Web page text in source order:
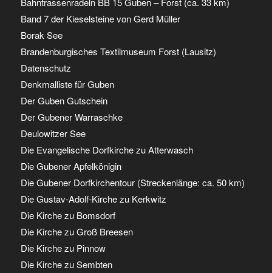
Band 7 der Kieselsteine von Gerd Müller
Borak See
Brandenburgisches Textilmuseum Forst (Lausitz)
Datenschutz
Denkmalliste für Guben
Der Guben Gutschein
Der Gubener Warraschke
Deulowitzer See
Die Evangelische Dorfkirche zu Atterwasch
Die Gubener Apfelkönigin
Die Gubener Dorfkirchentour (Streckenlänge: ca. 50 km)
Die Gustav-Adolf-Kirche zu Kerkwitz
Die Kirche zu Bomsdorf
Die Kirche zu Groß Breesen
Die Kirche zu Pinnow
Die Kirche zu Sembten